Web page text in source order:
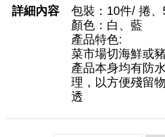
包裝：10件/ 捲
顏色：白、藍
產品特色:
菜市場切海鮮或
產品本身均有防
理，以方便殘留
透